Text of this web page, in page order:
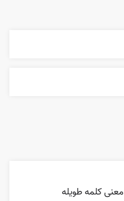
معنی کلمه طویله